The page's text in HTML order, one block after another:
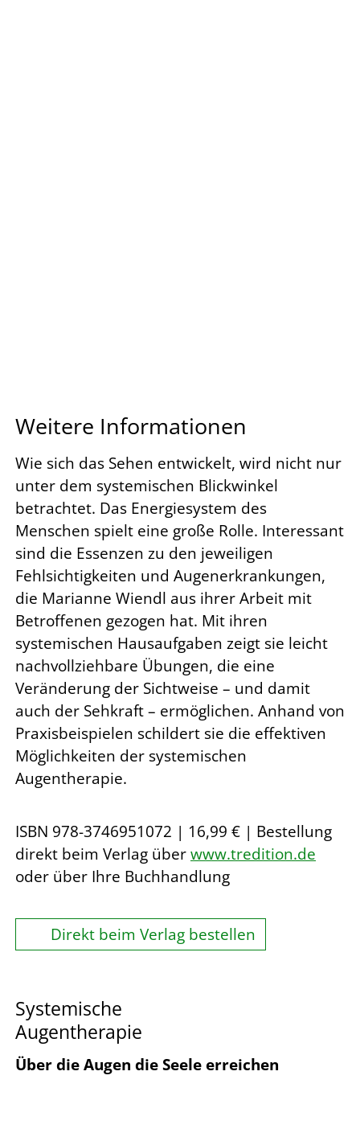
Weitere Informationen
Wie sich das Sehen entwickelt, wird nicht nur
unter dem systemischen Blickwinkel
betrachtet. Das Energiesystem des
Menschen spielt eine große Rolle. Interessant
sind die Essenzen zu den jeweiligen
Fehlsichtigkeiten und Augenerkrankungen,
die Marianne Wiendl aus ihrer Arbeit mit
Betroffenen gezogen hat. Mit ihren
systemischen Hausaufgaben zeigt sie leicht
nachvollziehbare Übungen, die eine
Veränderung der Sichtweise – und damit
auch der Sehkraft – ermöglichen. Anhand von
Praxisbeispielen schildert sie die effektiven
Möglichkeiten der systemischen
Augentherapie.
ISBN 978-3746951072 | 16,99 € | Bestellung
direkt beim Verlag überwww.tredition.de
oder über Ihre Buchhandlung
Direkt beim Verlag bestellen
Systemische
Augentherapie
Über die Augen die Seele erreichen